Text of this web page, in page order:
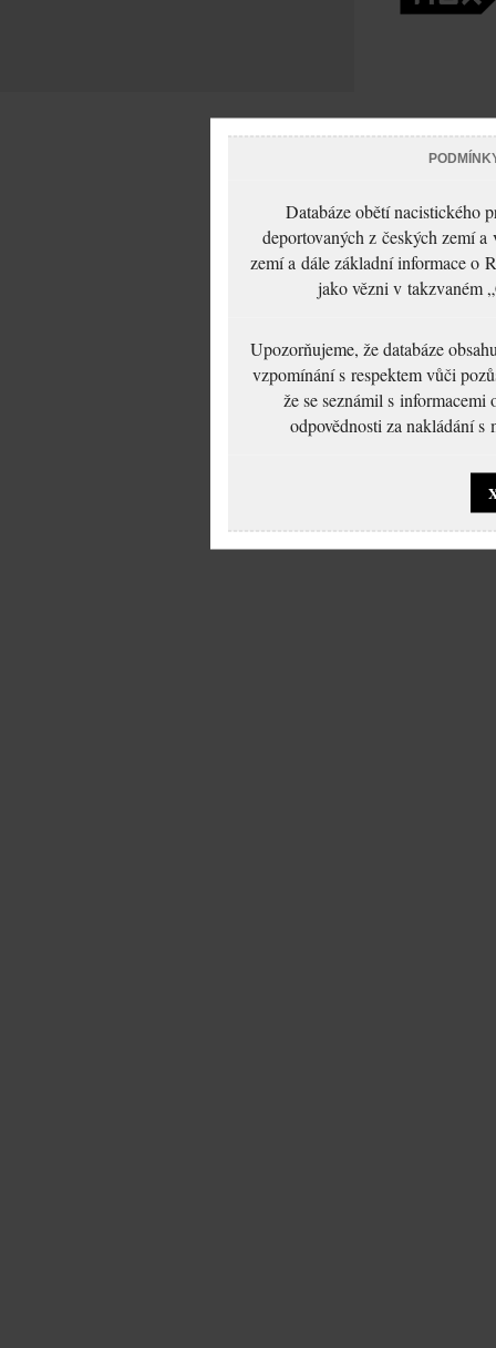
Databáze obětí nacistického
deportovaných z českých zemí
zemí a dále základní informace o
jako vězni v takzvaném
Upozorňujeme, že databáze
vzpomínání s respektem vůči
že se seznámil s
odpovědnosti za nakládání